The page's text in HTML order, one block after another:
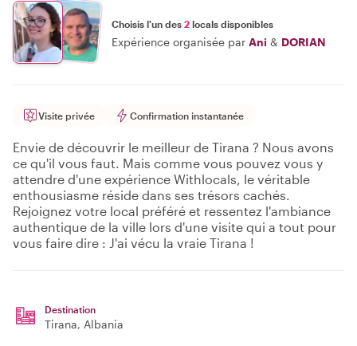
Choisis l'un des 2 locals disponibles
Expérience organisée par Ani & DORIAN
Visite privée Confirmation instantanée
Envie de découvrir le meilleur de Tirana ? Nous avons
ce qu'il vous faut. Mais comme vous pouvez vous y
attendre d'une expérience Withlocals, le véritable
enthousiasme réside dans ses trésors cachés.
Rejoignez votre local préféré et ressentez l'ambiance
authentique de la ville lors d'une visite qui a tout pour
vous faire dire : J'ai vécu la vraie Tirana !
Destination
Tirana, Albania